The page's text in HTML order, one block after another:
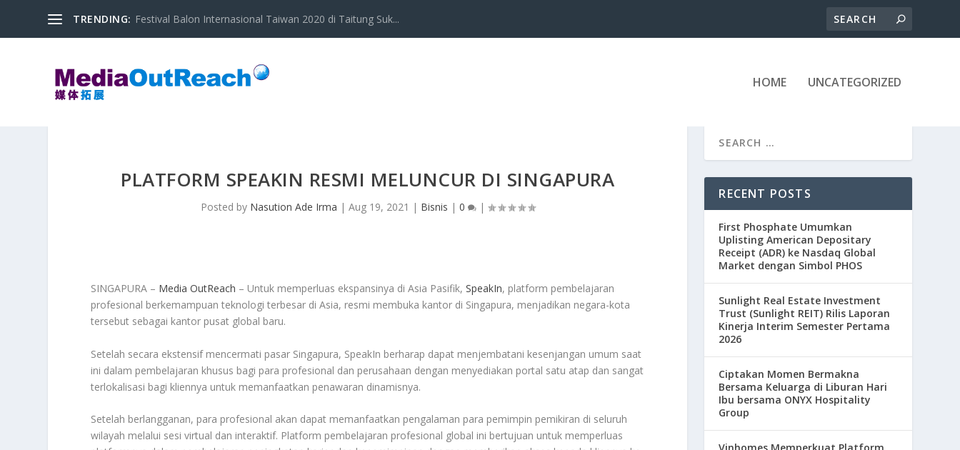
TRENDING: Festival Balon Internasional Taiwan 2020 di Taitung Suk...
HOME UNCATEGORIZED
PLATFORM SPEAKIN RESMI MELUNCUR DI SINGAPURA
Posted by Nasution Ade Irma | Aug 19, 2021 | Bisnis | 0 |
SINGAPURA – Media OutReach – Untuk memperluas ekspansinya di Asia Pasifik,SpeakIn, platform pembelajaran
profesional berkemampuan teknologi terbesar di Asia, resmi membuka kantor di Singapura, menjadikan negara-kota
tersebut sebagai kantor pusat global baru.
Setelah secara ekstensif mencermati pasar Singapura, SpeakIn berharap dapat menjembatani kesenjangan umum saat
ini dalam pembelajaran khusus bagi para profesional dan perusahaan dengan menyediakan portal satu atap dan sangat
terlokalisasi bagi kliennya untuk memanfaatkan penawaran dinamisnya.
Setelah berlangganan, para profesional akan dapat memanfaatkan pengalaman para pemimpin pemikiran di seluruh
wilayah melalui sesi virtual dan interaktif. Platform pembelajaran profesional global ini bertujuan untuk memperluas
RECENT POSTS
First Phosphate Umumkan
Uplisting American Depositary
Receipt (ADR) ke Nasdaq Global
Market dengan Simbol PHOS
Sunlight Real Estate Investment
Trust (Sunlight REIT) Rilis Laporan
Kinerja Interim Semester Pertama
2026
Ciptakan Momen Bermakna
Bersama Keluarga di Liburan Hari
Ibu bersama ONYX Hospitality
Group